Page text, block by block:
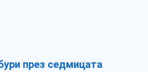
през седмицата